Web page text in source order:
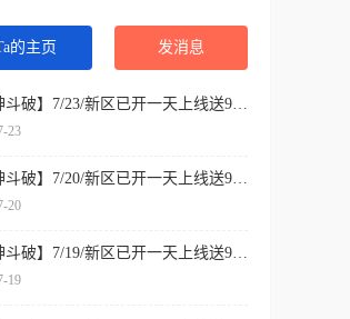
的主页 发消息
23
20
19